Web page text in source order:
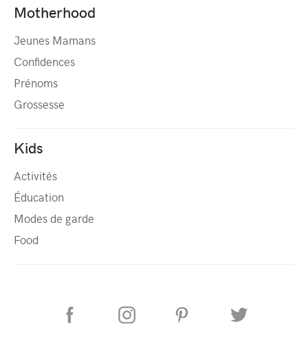
Motherhood
Jeunes Mamans
Confidences
Prénoms
Grossesse
Kids
Activités
Éducation
Modes de garde
Food